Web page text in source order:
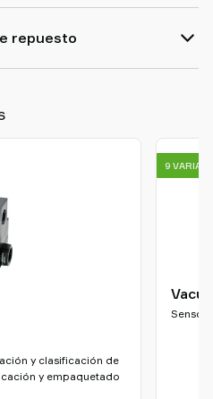
repuesto
y clasificación de
y empaquetado
9